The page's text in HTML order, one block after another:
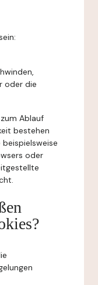
oder die
Ablauf
bestehen
oder